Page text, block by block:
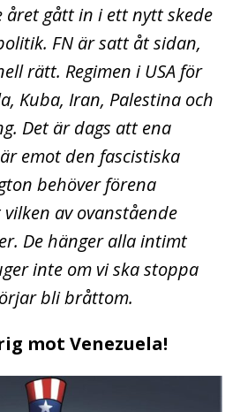
året gått in i ett nytt skede
FN är satt åt sidan,
rätt. Regimen i USA för
Kuba, Iran, Palestina och
Det är dags att ena
emot den fascistiska
behöver förena
av ovanstående
De hänger alla intimt
inte om vi ska stoppa
bli bråttom.
mot Venezuela!